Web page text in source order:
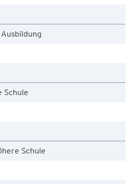
Schule
Schule